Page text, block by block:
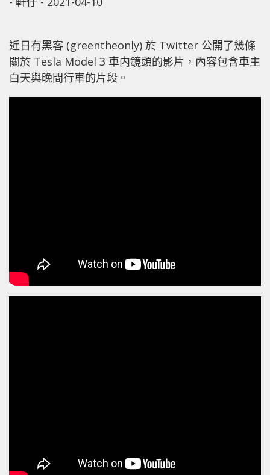
近日有黑客 (greentheonly) 於 Twitter 公開了幾條
關於 Tesla Model 3 車内鏡頭的影片，內容包含車主
白天與晚間行車的片段。